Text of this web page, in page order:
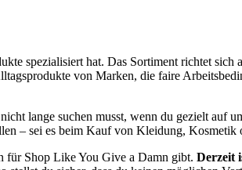
spezialisiert hat. Das Sortiment richtet sich
von Marken, die faire
lange suchen musst, wenn du gezielt auf
– sei es beim Kauf von Kleidung, Kosmetik
für Shop Like You Give a Damn gibt. Derzeit